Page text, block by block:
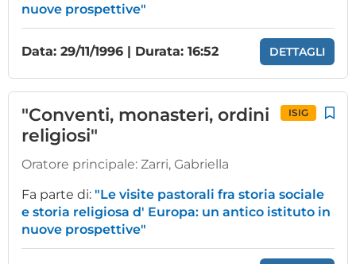
nuove prospettive"
Data: 29/11/1996 | Durata: 16:52 DETTAGLI
"Conventi, monasteri, ordini
religiosi"
ISIG
Oratore principale: Zarri, Gabriella
Fa parte di: "Le visite pastorali fra storia sociale
e storia religiosa d' Europa: un antico istituto in
nuove prospettive"